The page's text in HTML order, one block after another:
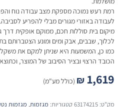
רמת רעש נמוכה מספקת מצב עבודה נוח
לעבודה באזורי מגורים מבלי להפריע לסביבה.
מיקום בית סוללות חכם, ממוקם אופקית דרך
לכלוך, שבבים, אבק ומים ומונע הצטברותם
כמו כן, המשמעות היא שניתן למקם את
הכובד הרצוי ובציר הסיבוב של המוצר,
₪ 1,619 (כולל מע"מ)
מק"ט: 63174215קטגוריות: מגזמות, מגזמות